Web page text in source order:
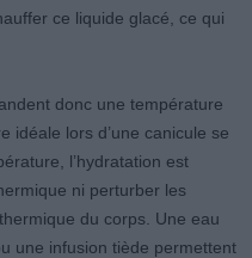
ce liquide glacé, ce qui
donc une température
idéale lors d’une canicule se
l’hydratation est
ni perturber les
du corps. Une eau
une infusion tiède permettent